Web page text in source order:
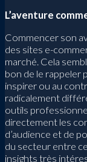
L’aventure
Commencer son
des sites e-
marché. Cela
bon de le rappeler
inspirer ou au
radicalement
outils
directement les
d’audience et de
du secteur entre
insights très